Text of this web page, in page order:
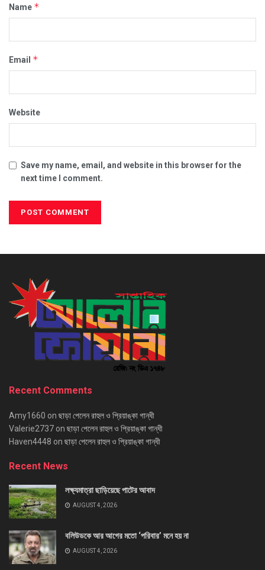
Name *
Email *
Website
Save my name, email, and website in this browser for the
next time I comment.
Recent Comments
Amy1660 on ছাড়া পেলেন রাহুল ও প্রিয়াঙ্কা গান্ধী
Valerie2737 on ছাড়া পেলেন রাহুল ও প্রিয়াঙ্কা গান্ধী
Haven4448 on ছাড়া পেলেন রাহুল ও প্রিয়াঙ্কা গান্ধী
Recent News
লক্ষ্যমাত্রা ছাড়িয়েছে পাটের আবাদ
AUGUST 4, 2026
বলিউডকে আর আগের মতো ‘পরিবার’ মনে হয় না
AUGUST 4, 2026